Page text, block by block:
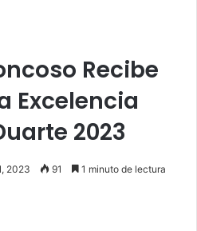
Recibe
Excelencia
2023
2023 91 1 minuto de lectura